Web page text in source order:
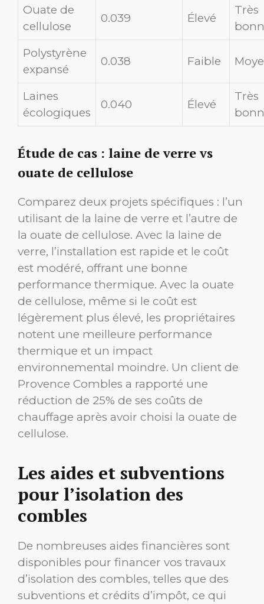
Ouate de
cellulose
0.039 Élevé
Très
Polystyrène
expansé
0.038 Faible
Laines
écologiques
0.040 Élevé
Très
Étude de cas : laine de verre vs
ouate de cellulose
Comparez deux projets spécifiques : l’un
utilisant de la laine de verre et l’autre de
la ouate de cellulose. Avec la laine de
verre, l’installation est rapide et le coût
est modéré, offrant une bonne
performance thermique. Avec la ouate
de cellulose, même si le coût est
légèrement plus élevé, les propriétaires
notent une meilleure performance
thermique et un impact
environnemental moindre. Un client de
Provence Combles a rapporté une
réduction de 25% de ses coûts de
chauffage après avoir choisi la ouate de
cellulose.
Les aides et subventions
pour l’isolation des
combles
De nombreuses aides financières sont
disponibles pour financer vos travaux
d’isolation des combles, telles que des
subventions et crédits d’impôt, ce qui